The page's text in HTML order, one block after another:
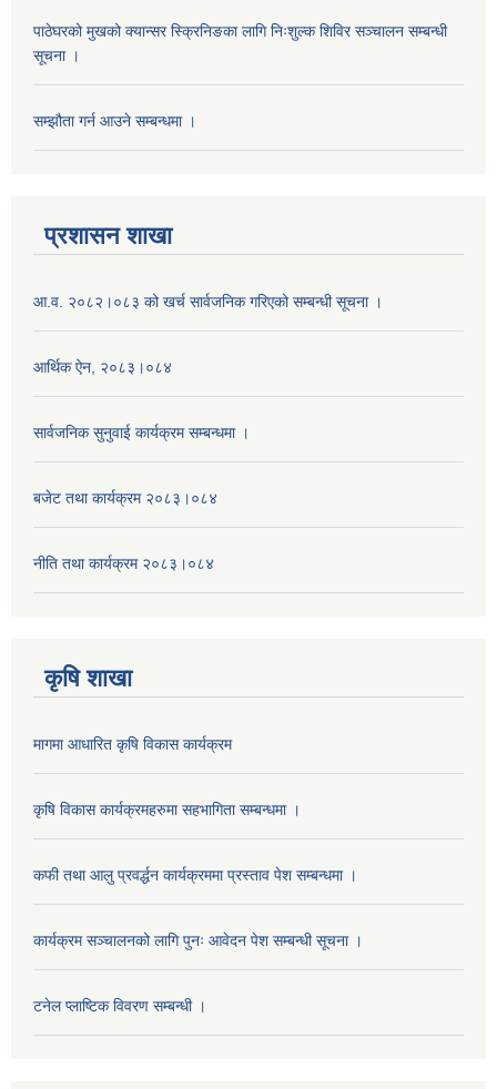
पाठेघरको मुखको क्यान्सर स्क्रिनिङका लागि निःशुल्क शिविर सञ्चालन सम्बन्धी
सूचना ।
सम्झौता गर्न आउने सम्बन्धमा ।
प्रशासन शाखा
आ.व. २०८२।०८३ को खर्च सार्वजनिक गरिएको सम्बन्धी सूचना ।
आर्थिक ऐन, २०८३।०८४
सार्वजनिक सुनुवाई कार्यक्रम सम्बन्धमा ।
बजेट तथा कार्यक्रम २०८३।०८४
नीति तथा कार्यक्रम २०८३।०८४
कृषि शाखा
मागमा आधारित कृषि विकास कार्यक्रम
कृषि विकास कार्यक्रमहरुमा सहभागिता सम्बन्धमा ।
कफी तथा आलु प्रवर्द्धन कार्यक्रममा प्रस्ताव पेश सम्बन्धमा ।
कार्यक्रम सञ्चालनको लागि पुनः आवेदन पेश सम्बन्धी सूचना ।
टनेल प्लाष्टिक विवरण सम्बन्धी ।